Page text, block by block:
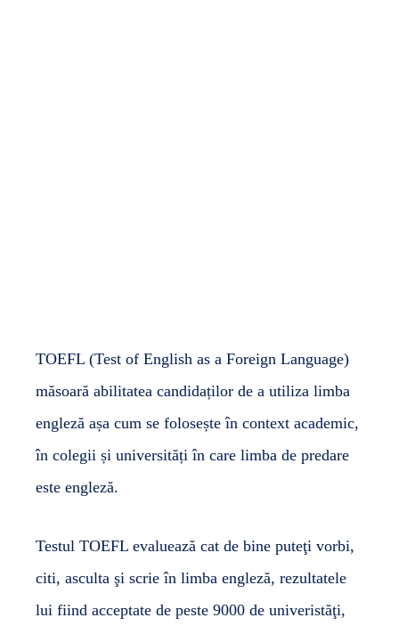
TOEFL (Test of English as a Foreign Language)
măsoară abilitatea candidaților de a utiliza limba
engleză așa cum se folosește în context academic,
în colegii și universități în care limba de predare
este engleză.
Testul TOEFL evaluează cat de bine puteţi vorbi,
citi, asculta şi scrie în limba engleză, rezultatele
lui fiind acceptate de peste 9000 de univeristăţi,